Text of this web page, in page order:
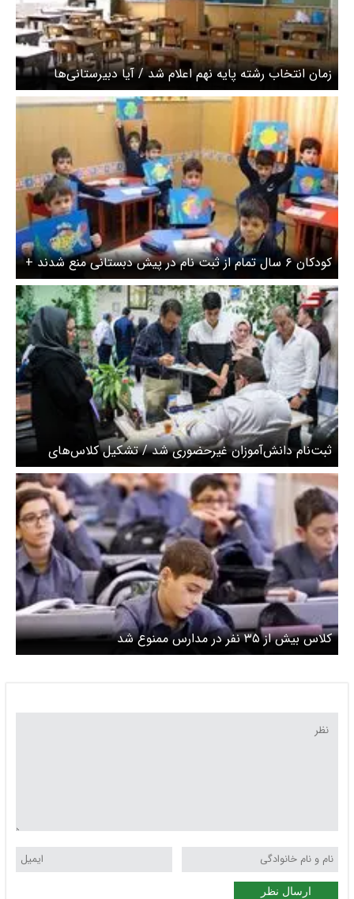
زمان انتخاب رشته پایه نهم اعلام شد / آیا دبیرستانی‌ها
تابستان باید به مدرسه بروند؟
کودکان ۶ سال تمام از ثبت نام در پیش دبستانی منع شدند +
ثبت نام نوآموزان در سایت سیدا انجام می‌شود
ثبت‌نام دانش‌آموزان غیرحضوری شد / تشکیل کلاس‌های
بالای ۳۵ نفر ممنوع شد
کلاس بیش از ۳۵ نفر در مدارس ممنوع شد
ارسال نظر